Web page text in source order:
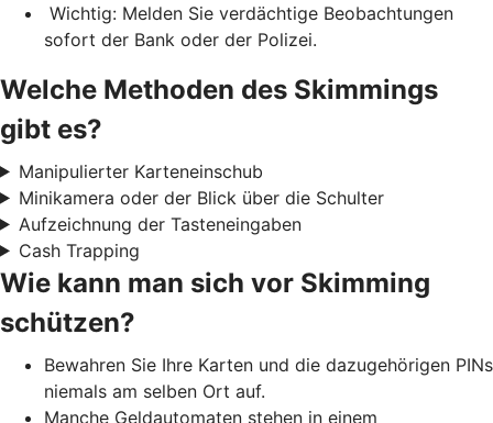
Wichtig: Melden Sie verdächtige Beobachtungen
sofort der Bank oder der Polizei.
Welche Methoden des Skimmings
gibt es?
Manipulierter Karteneinschub
Minikamera oder der Blick über die Schulter
Aufzeichnung der Tasteneingaben
Cash Trapping
Wie kann man sich vor Skimming
schützen?
Bewahren Sie Ihre Karten und die dazugehörigen PINs
niemals am selben Ort auf.
Manche Geldautomaten stehen in einem